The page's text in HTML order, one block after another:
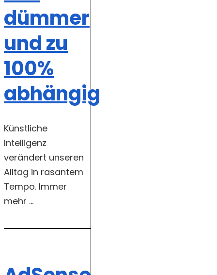
dümmer
und zu
100%
abhängig
Künstliche
Intelligenz
verändert unseren
Alltag in rasantem
Tempo. Immer
mehr ...